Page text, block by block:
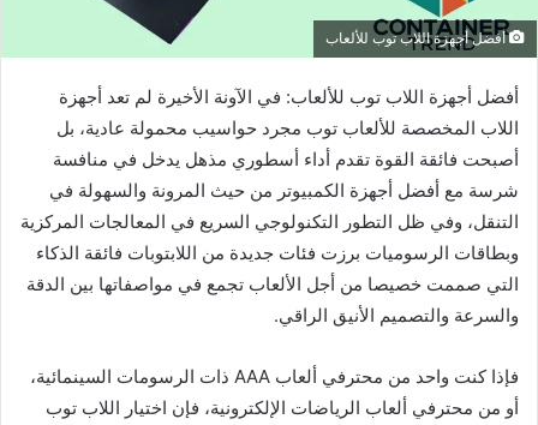
أفضل أجهزة اللاب توب للألعاب
أفضل أجهزة اللاب توب للألعاب: في الآونة الأخيرة لم تعد أجهزة
اللاب المخصصة للألعاب توب مجرد حواسيب محمولة عادية، بل
أصبحت فائقة القوة تقدم أداء أسطوري مذهل يدخل في منافسة
شرسة مع أفضل أجهزة الكمبيوتر من حيث المرونة والسهولة في
التنقل، وفي ظل التطور التكنولوجي السريع في المعالجات المركزية
وبطاقات الرسوميات برزت فئات جديدة من اللابتوبات فائقة الذكاء
التي صممت خصيصا من أجل الألعاب تجمع في مواصفاتها بين الدقة
والسرعة والتصميم الأنيق الراقي.
فإذا كنت واحد من محترفي ألعاب AAA ذات الرسومات السينمائية،
أو من محترفي ألعاب الرياضات الإلكترونية، فإن اختيار اللاب توب